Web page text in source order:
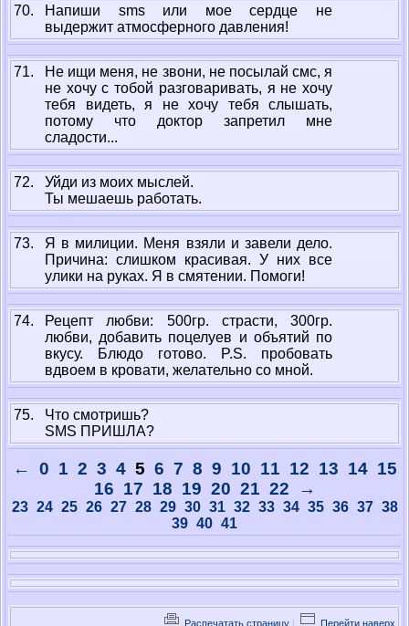
70.
Напиши sms или мое сердце не
выдержит атмосферного давления!
71.
Не ищи меня, не звони, не посылай смс, я
не хочу с тобой разговаривать, я не хочу
тебя видеть, я не хочу тебя слышать,
потому что доктор запретил мне
сладости...
72.
Уйди из моих мыслей.
Ты мешаешь работать.
73.
Я в милиции. Меня взяли и завели дело.
Причина: слишком красивая. У них все
улики на руках. Я в смятении. Помоги!
74.
Рецепт любви: 500гр. страсти, 300гр.
любви, добавить поцелуев и объятий по
вкусу. Блюдо готово. P.S. пробовать
вдвоем в кровати, желательно со мной.
75.
Что смотришь?
SMS ПРИШЛА?
← 0 1 2 3 45 6 7 8 9 10 11 12 13 14 15
16 17 18 19 20 21 22 →
23 24 25 26 27 28 29 30 31 32 33 34 35 36 37 38
39 40 41
Распечатать страницу | Перейти наверх